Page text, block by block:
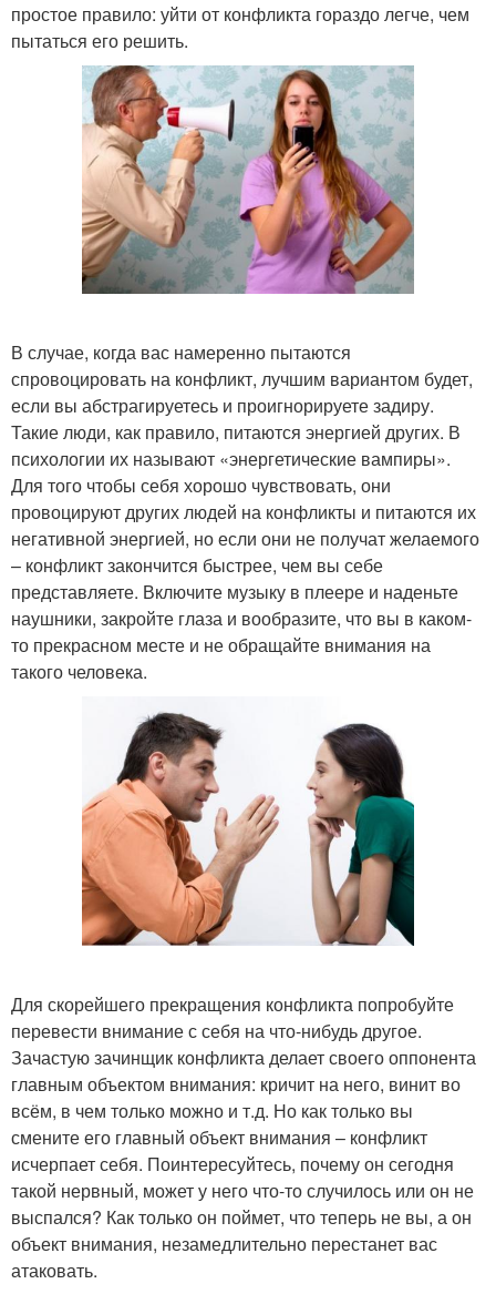
простое правило: уйти от конфликта гораздо легче, чем
пытаться его решить.
В случае, когда вас намеренно пытаются
спровоцировать на конфликт, лучшим вариантом будет,
если вы абстрагируетесь и проигнорируете задиру.
Такие люди, как правило, питаются энергией других. В
психологии их называют «энергетические вампиры».
Для того чтобы себя хорошо чувствовать, они
провоцируют других людей на конфликты и питаются их
негативной энергией, но если они не получат желаемого
– конфликт закончится быстрее, чем вы себе
представляете. Включите музыку в плеере и наденьте
наушники, закройте глаза и вообразите, что вы в каком-
то прекрасном месте и не обращайте внимания на
такого человека.
Для скорейшего прекращения конфликта попробуйте
перевести внимание с себя на что-нибудь другое.
Зачастую зачинщик конфликта делает своего оппонента
главным объектом внимания: кричит на него, винит во
всём, в чем только можно и т.д. Но как только вы
смените его главный объект внимания – конфликт
исчерпает себя. Поинтересуйтесь, почему он сегодня
такой нервный, может у него что-то случилось или он не
выспался? Как только он поймет, что теперь не вы, а он
объект внимания, незамедлительно перестанет вас
атаковать.